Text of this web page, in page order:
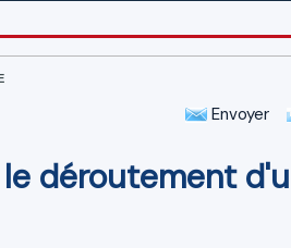
Envoyer
déroutement